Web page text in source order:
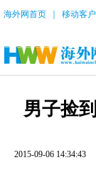
海外网首页 移动客
男子捡
2015-09-06 14:34:43